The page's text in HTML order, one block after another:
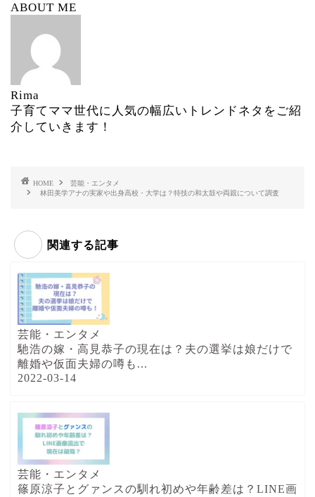
ABOUT ME
Rima
子育てママ世代に人気の幅広いトレンドネタをご紹
介していきます！
HOME
芸能・エンタメ
林田美学アナの実家や出身高校・大学は？特技の和太鼓や両親について調査
関連する記事
芸能・エンタメ
馳浩の嫁・高見恭子の現在は？夫の選挙は娘だけで
離婚や仮面夫婦の噂も...
2022-03-14
芸能・エンタメ
篠原涼子とグァンスの馴れ初めや年齢差は？LINE画